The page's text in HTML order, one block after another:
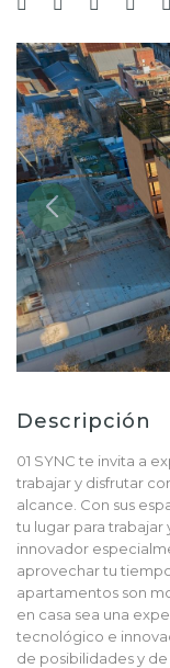
Descripción
01 SYNC te invita a
trabajar y disfrutar
alcance. Con sus
tu lugar para
innovador
aprovechar tu
apartamentos son
en casa sea una
tecnológico e
de posibilidades y